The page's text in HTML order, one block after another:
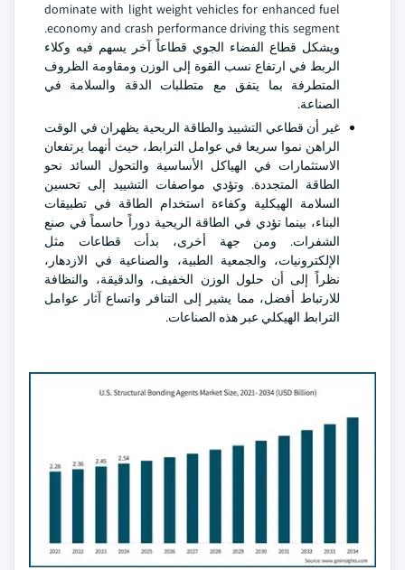
dominate with light weight vehicles for enhanced fuel
economy and crash performance driving this segment.
ويشكل قطاع الفضاء الجوي قطاعاً آخر يسهم فيه وكلاء
الربط في ارتفاع نسب القوة إلى الوزن ومقاومة الظروف
المتطرفة بما يتفق مع متطلبات الدقة والسلامة في
الصناعة.
غير أن قطاعي التشييد والطاقة الريحية يظهران في الوقت
الراهن نموا سريعا في عوامل الترابط، حيث أنهما يرتفعان
الاستثمارات في الهياكل الأساسية والتحول السائد نحو
الطاقة المتجددة. وتؤدي مواصفات التشييد إلى تحسين
السلامة الهيكلية وكفاءة استخدام الطاقة في تطبيقات
البناء، بينما تؤدي في الطاقة الريحية دوراً حاسماً في صنع
الشفرات. ومن جهة أخرى، بدأت قطاعات مثل
الإلكترونيات، والجمعية الطبية، والصناعية في الازدهار،
نظراً إلى أن حلول الوزن الخفيف، والدقيقة، والنظافة
للارتباط أفضل، مما يشير إلى التنافر واتساع آثار عوامل
الترابط الهيكلي عبر هذه الصناعات.